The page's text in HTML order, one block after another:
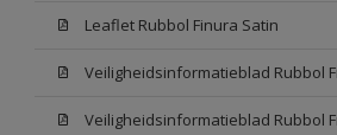
Leaflet Rubbol Finura Satin